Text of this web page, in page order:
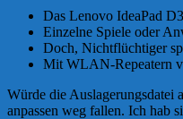
Das Lenovo IdeaPad
Einzelne Spiele oder
Doch, Nichtflüchtiger
Mit WLAN-Repeatern
Würde die Auslagerungsdatei
anpassen weg fallen. Ich hab